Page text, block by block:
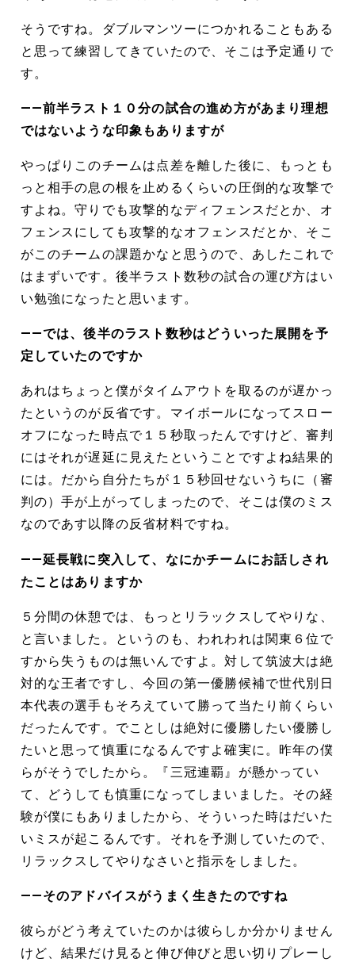
そうですね。ダブルマンツーにつかれることもある
と思って練習してきていたので、そこは予定通りで
す。
――前半ラスト１０分の試合の進め方があまり理想
ではないような印象もありますが
やっぱりこのチームは点差を離した後に、もっとも
っと相手の息の根を止めるくらいの圧倒的な攻撃で
すよね。守りでも攻撃的なディフェンスだとか、オ
フェンスにしても攻撃的なオフェンスだとか、そこ
がこのチームの課題かなと思うので、あしたこれで
はまずいです。後半ラスト数秒の試合の運び方はい
い勉強になったと思います。
――では、後半のラスト数秒はどういった展開を予
定していたのですか
あれはちょっと僕がタイムアウトを取るのが遅かっ
たというのが反省です。マイボールになってスロー
オフになった時点で１５秒取ったんですけど、審判
にはそれが遅延に見えたということですよね結果的
には。だから自分たちが１５秒回せないうちに（審
判の）手が上がってしまったので、そこは僕のミス
なのであす以降の反省材料ですね。
――延長戦に突入して、なにかチームにお話しされ
たことはありますか
５分間の休憩では、もっとリラックスしてやりな、
と言いました。というのも、われわれは関東６位で
すから失うものは無いんですよ。対して筑波大は絶
対的な王者ですし、今回の第一優勝候補で世代別日
本代表の選手もそろえていて勝って当たり前くらい
だったんです。でことしは絶対に優勝したい優勝し
たいと思って慎重になるんですよ確実に。昨年の僕
らがそうでしたから。『三冠連覇』が懸かってい
て、どうしても慎重になってしまいました。その経
験が僕にもありましたから、そういった時はだいた
いミスが起こるんです。それを予測していたので、
リラックスしてやりなさいと指示をしました。
――そのアドバイスがうまく生きたのですね
彼らがどう考えていたのかは彼らしか分かりません
けど、結果だけ見ると伸び伸びと思い切りプレーし